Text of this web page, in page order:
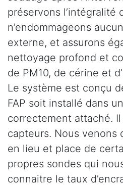
préservons l’intégralité
n’endommageons
externe, et assurons
nettoyage profond et
de PM10, de cérine et
Le système est conçu
FAP soit installé dans
correctement attaché.
capteurs. Nous venons
en lieu et place de
propres sondes qui
connaitre le taux